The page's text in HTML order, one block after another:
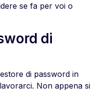
se fa per voi o
di
di password in
Non appena si